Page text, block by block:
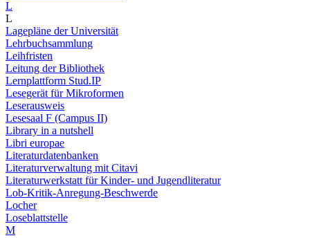
L
L
Lagepläne der Universität
Lehrbuchsammlung
Leihfristen
Leitung der Bibliothek
Lernplattform Stud.IP
Lesegerät für Mikroformen
Leserausweis
Lesesaal F (Campus II)
Library in a nutshell
Libri europae
Literaturdatenbanken
Literaturverwaltung mit Citavi
Literaturwerkstatt für Kinder- und Jugendliteratur
Lob-Kritik-Anregung-Beschwerde
Locher
Loseblattstelle
M